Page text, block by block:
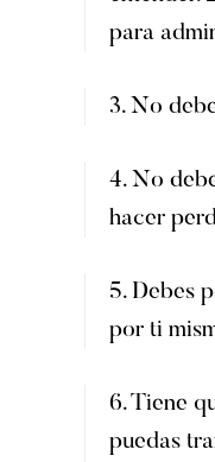
para
3. No
4. No
hacer
5. Debes
por ti
6. Tiene
puedas